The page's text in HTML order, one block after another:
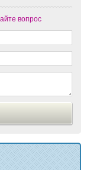
вопрос